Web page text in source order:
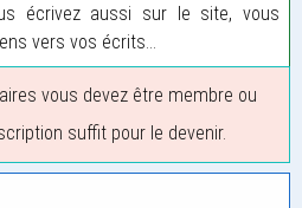
écrivez aussi sur le site, vous
vers vos écrits...
vous devez être membre ou
suffit pour le devenir.